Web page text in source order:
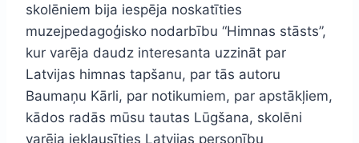
skolēniem bija iespēja noskatīties
muzejpedagoģisko nodarbību “Himnas stāsts”,
kur varēja daudz interesanta uzzināt par
Latvijas himnas tapšanu, par tās autoru
Baumaņu Kārli, par notikumiem, par apstākļiem,
kādos radās mūsu tautas Lūgšana, skolēni
varēja ieklausīties Latvijas personību